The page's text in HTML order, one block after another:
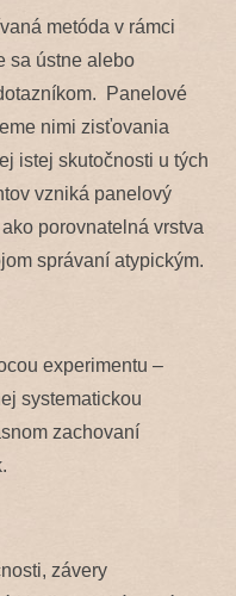
metóda v rámci
sa ústne alebo
Panelové
nimi zisťovania
istej skutočnosti u tých
vzniká panelový
porovnatelná vrstva
správaní atypickým.
experimentu –
systematickou
zachovaní
závery